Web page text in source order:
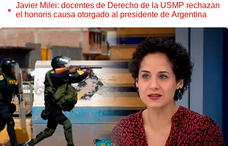
Javier Milei: docentes de Derecho de la USMP rechazan
el honoris causa otorgado al presidente de Argentina